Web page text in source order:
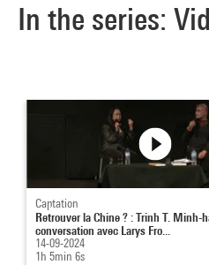
In the series:
Captation
Retrouver la Chine ? : Trinh T. Minh-
conversation avec Larys Fro...
14-09-2024
1h 5min 6s